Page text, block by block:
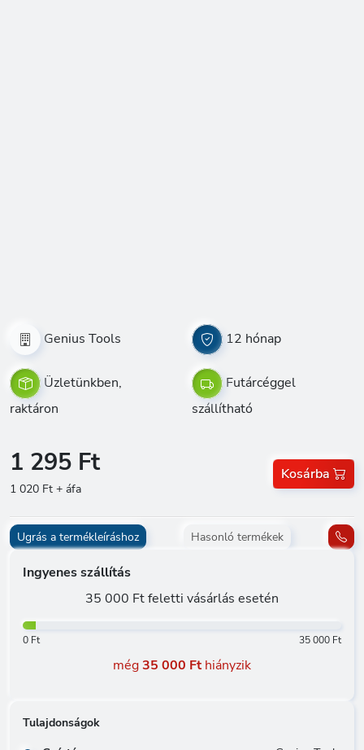
Genius Tools 12 hónap
Üzletünkben,
raktáron
Futárcéggel
szállítható
1 295 Ft
1 020 Ft + áfa
Kosárba
Ugrás a termékleíráshoz Hasonló termékek
Ingyenes szállítás
35 000 Ft feletti vásárlás esetén
0 Ft 35 000 Ft
még35 000 Fthiányzik
Tulajdonságok